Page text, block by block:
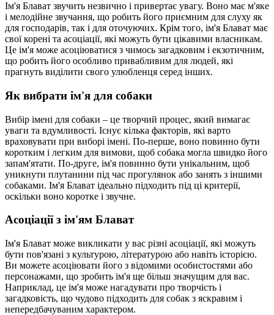
Ім'я Блават звучить незвично і привертає увагу. Воно має м'яке
і мелодійне звучання, що робить його приємним для слуху як
для господарів, так і для оточуючих. Крім того, ім'я Блават має
свої корені та асоціації, які можуть бути цікавими власникам.
Це ім'я може асоціюватися з чимось загадковим і екзотичним,
що робить його особливо привабливим для людей, які
прагнуть виділити свого улюбленця серед інших.
Як вибрати ім'я для собаки
Вибір імені для собаки – це творчий процес, який вимагає
уваги та вдумливості. Існує кілька факторів, які варто
враховувати при виборі імені. По-перше, воно повинно бути
коротким і легким для вимови, щоб собака могла швидко його
запам'ятати. По-друге, ім'я повинно бути унікальним, щоб
уникнути плутанини під час прогулянок або занять з іншими
собаками. Ім'я Блават ідеально підходить під ці критерії,
оскільки воно коротке і звучне.
Асоціації з ім'ям Блават
Ім'я Блават може викликати у вас різні асоціації, які можуть
бути пов'язані з культурою, літературою або навіть історією.
Ви можете асоціювати його з відомими особистостями або
персонажами, що зробить ім'я ще більш значущим для вас.
Наприклад, це ім'я може нагадувати про творчість і
загадковість, що чудово підходить для собак з яскравим і
непередбачуваним характером.